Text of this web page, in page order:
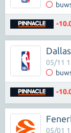
-
05/11
-
05/01